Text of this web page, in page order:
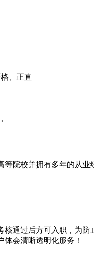
、正直
等院校并拥有多年的从
通过后方可入职，为
体会清晰透明化服务！